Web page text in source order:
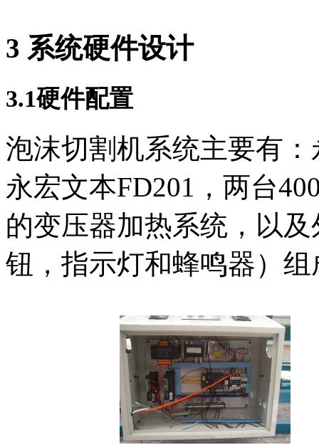
3 系统硬件设计
3.1硬件配置
泡沫切割机系统主要有
永宏文本FD201，两台
的变压器加热系统，以
钮，指示灯和蜂鸣器）组